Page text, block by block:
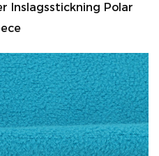
Inslagsstickning Polar